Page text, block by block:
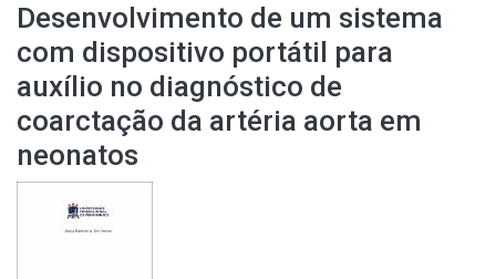
Desenvolvimento de um sistema
com dispositivo portátil para
auxílio no diagnóstico de
coarctação da artéria aorta em
neonatos